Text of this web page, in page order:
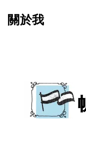
關於我